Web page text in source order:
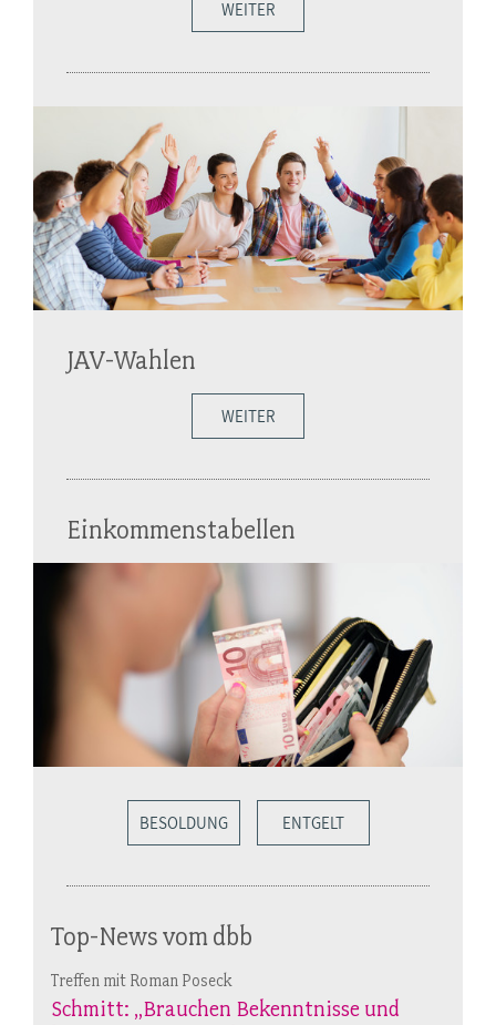
WEITER
JAV-Wahlen
WEITER
Einkommenstabellen
BESOLDUNG ENTGELT
Top-News vom dbb
Treffen mit Roman Poseck
Schmitt: „Brauchen Bekenntnisse und